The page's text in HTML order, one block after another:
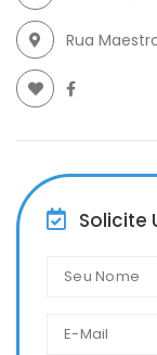
Rua
Solicite